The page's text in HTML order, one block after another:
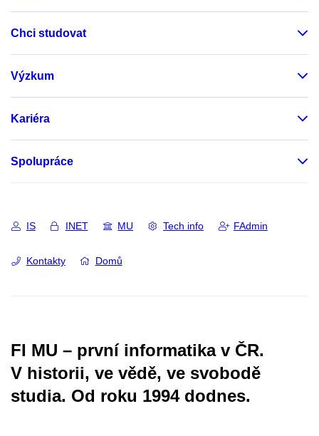
Chci studovat
Výzkum
Kariéra
Spolupráce
IS INET MU Tech info FAdmin
Kontakty Domů
FI MU – první informatika v ČR.
V historii, ve vědě, ve svobodě
studia. Od roku 1994 dodnes.